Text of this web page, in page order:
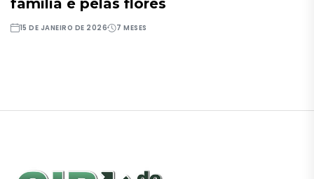
família e pelas flores
15 DE JANEIRO DE 2026 7 MESES